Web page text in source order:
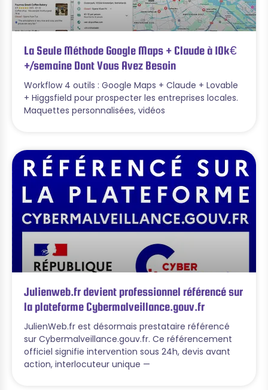
La Seule Méthode Google Maps + Claude à 10k€
+/semaine Dont Vous Avez Besoin
Workflow 4 outils : Google Maps + Claude + Lovable
+ Higgsfield pour prospecter les entreprises locales.
Maquettes personnalisées, vidéos
Julienweb.fr devient professionnel référencé sur
la plateforme Cybermalveillance.gouv.fr
JulienWeb.fr est désormais prestataire référencé
sur Cybermalveillance.gouv.fr. Ce référencement
officiel signifie intervention sous 24h, devis avant
action, interlocuteur unique —